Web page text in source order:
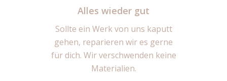
Alles wieder gut
Sollte ein Werk von uns kaputt
gehen, reparieren wir es gerne
für dich. Wir verschwenden keine
Materialien.